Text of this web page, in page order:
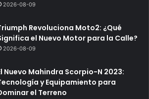
2026-08-09
Revoluciona Moto2: ¿Qué
el Nuevo Motor para la Calle?
2026-08-09
Nuevo Mahindra Scorpio-N 2023:
y Equipamiento para
el Terreno